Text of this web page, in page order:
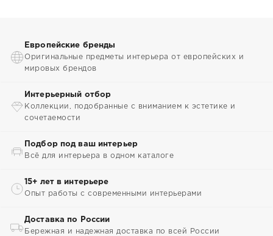
Европейские бренды
Оригинальные предметы интерьера от европейских и
мировых брендов
Интерьерный отбор
Коллекции, подобранные с вниманием к эстетике и
сочетаемости
Подбор под ваш интерьер
Всё для интерьера в одном каталоге
15+ лет в интерьере
Опыт работы с современными интерьерами
Доставка по России
Бережная и надежная доставка по всей России